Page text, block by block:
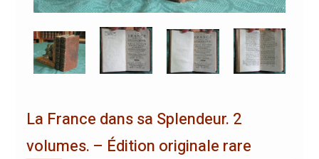
La France dans sa Splendeur. 2
volumes. – Édition originale rare